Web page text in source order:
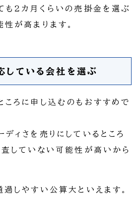
も2カ月くらいの売掛金を選ぶ
が高まります。
している会社を選ぶ
ころに申し込むのもおすすめで
ィさを売りにしているところ
査していない可能性が高いから
しやすい公算大といえます。